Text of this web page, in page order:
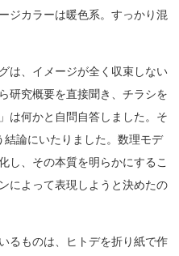
ジカラーは暖色系。すっかり混
は、イメージが全く収束しない
研究概要を直接聞き、チラシを
は何かと自問自答しました。そ
結論にいたりました。数理モデ
し、その本質を明らかにするこ
によって表現しようと決めたの
るものは、ヒトデを折り紙で作